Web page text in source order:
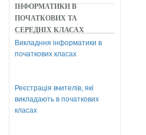
ІНФОРМАТИКИ В
ПОЧАТКОВИХ ТА
СЕРЕДНІХ КЛАСАХ
Викладння інформатики в
початкових класах
Реєстрація вчителів, які
викладають в початкових
класах